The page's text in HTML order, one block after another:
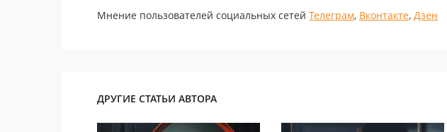
Мнение пользователей социальных сетей Телеграм, Вконтакте, Дзен
ДРУГИЕ СТАТЬИ АВТОРА